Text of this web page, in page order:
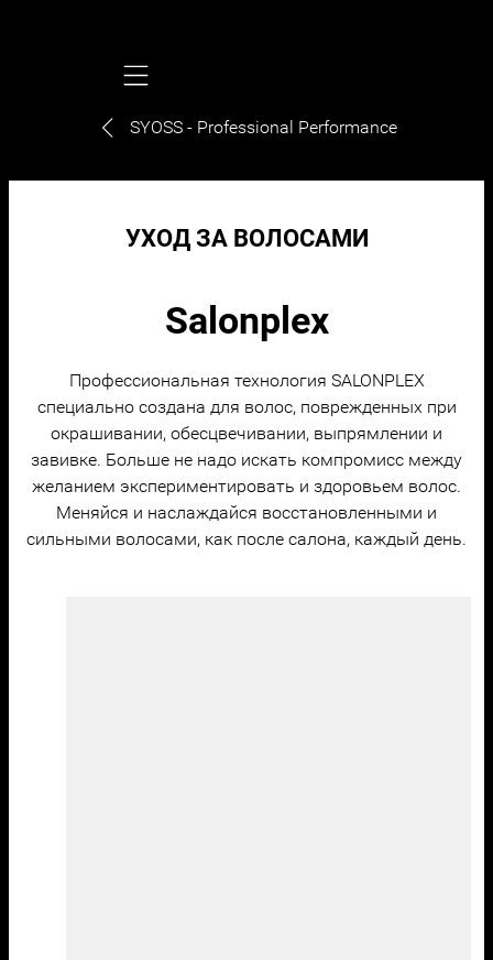
Mobile navigation
SYOSS - Professional Performance
УХОД ЗА ВОЛОСАМИ
Salonplex
Профессиональная технология SALONPLEX
специально создана для волос, поврежденных при
окрашивании, обесцвечивании, выпрямлении и
завивке. Больше не надо искать компромисс между
желанием экспериментировать и здоровьем волос.
Меняйся и наслаждайся восстановленными и
сильными волосами, как после салона, каждый день.